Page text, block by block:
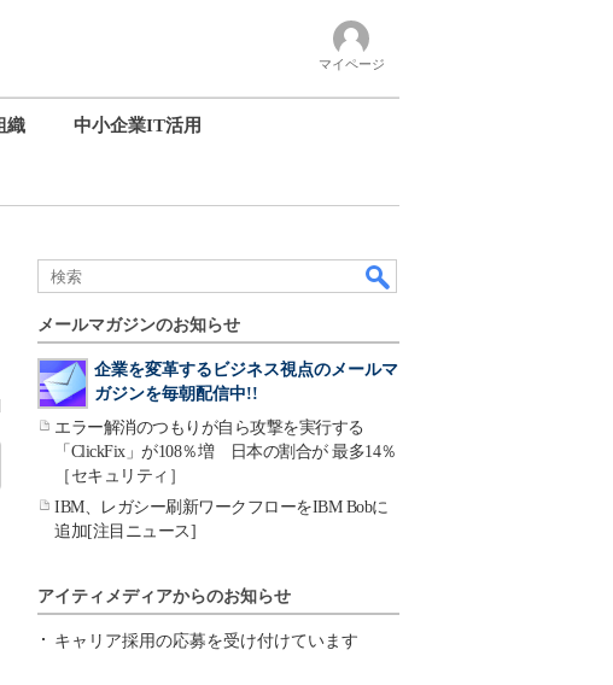
マイページ
織 中小企業IT活用
メールマガジンのお知らせ
企業を変革するビジネス視点のメールマ
ガジンを毎朝配信中!!
エラー解消のつもりが自ら攻撃を実行する
「ClickFix」が108％増 日本の割合が 最多14％
［セキュリティ］
IBM、レガシー刷新ワークフローをIBM Bobに
追加[注目ニュース]
アイティメディアからのお知らせ
キャリア採用の応募を受け付けています